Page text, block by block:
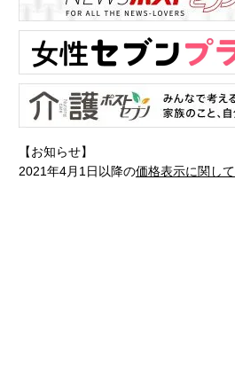
【お知らせ】
2021年4月1日以降の価格表示に関して